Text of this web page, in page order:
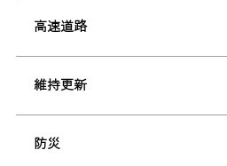
高速道路
維持更新
防災